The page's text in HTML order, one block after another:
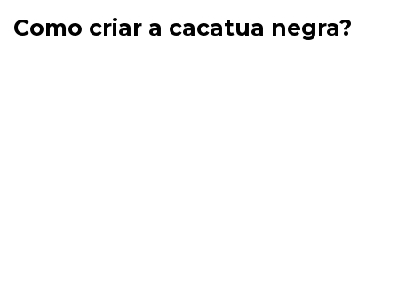
Como criar a cacatua negra?